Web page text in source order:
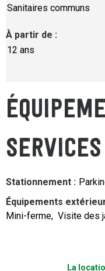
Sanitaires communs
À partir de :
12 ans
SERVICES
Stationnement :
Équipements
Mini-ferme Visite des
La